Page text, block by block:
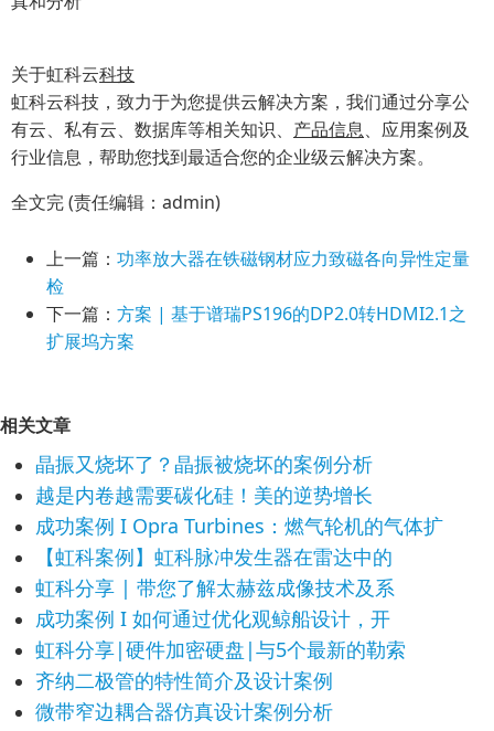
关于虹科云科技
虹科云科技，致力于为您提供云解决方案，我们通过分享公
有云、私有云、数据库等相关知识、 产品信息、应用案例及
行业信息，帮助您找到最适合您的企业级云解决方案。
全文完 (责任编辑：admin)
上一篇： 功率放大器在铁磁钢材应力致磁各向异性定量
检
下一篇： 方案 | 基于谱瑞PS196的DP2.0转HDMI2.1之
扩展坞方案
相关文章
晶振又烧坏了？晶振被烧坏的案例分析
越是内卷越需要碳化硅！美的逆势增长
成功案例 I Opra Turbines：燃气轮机的气体扩
【虹科案例】虹科脉冲发生器在雷达中的
虹科分享 | 带您了解太赫兹成像技术及系
成功案例 I 如何通过优化观鲸船设计，开
虹科分享|硬件加密硬盘|与5个最新的勒索
齐纳二极管的特性简介及设计案例
微带窄边耦合器仿真设计案例分析